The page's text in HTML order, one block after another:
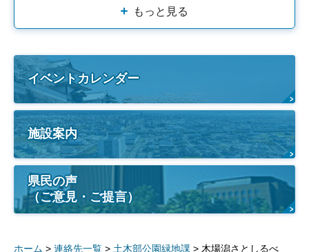
もっと見る
イベントカレンダー
施設案内
県民の声
（ご意見・ご提言）
ホーム > 連絡先一覧 > 土木部公園緑地課 > 木場潟さとしるべ